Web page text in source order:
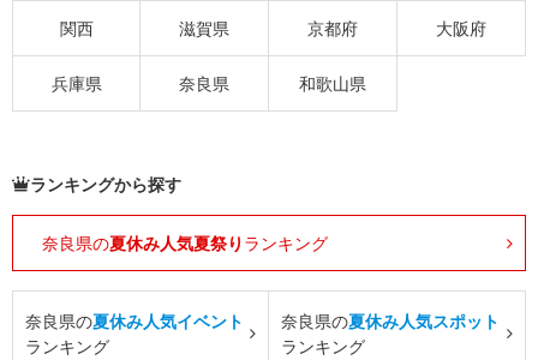
関西 滋賀県 京都府 大阪府
兵庫県 奈良県 和歌山県
ランキングから探す
奈良県の夏休み人気夏祭り ランキング
奈良県の夏休み人気イベント
ランキング
奈良県の夏休み人気スポット
ランキング